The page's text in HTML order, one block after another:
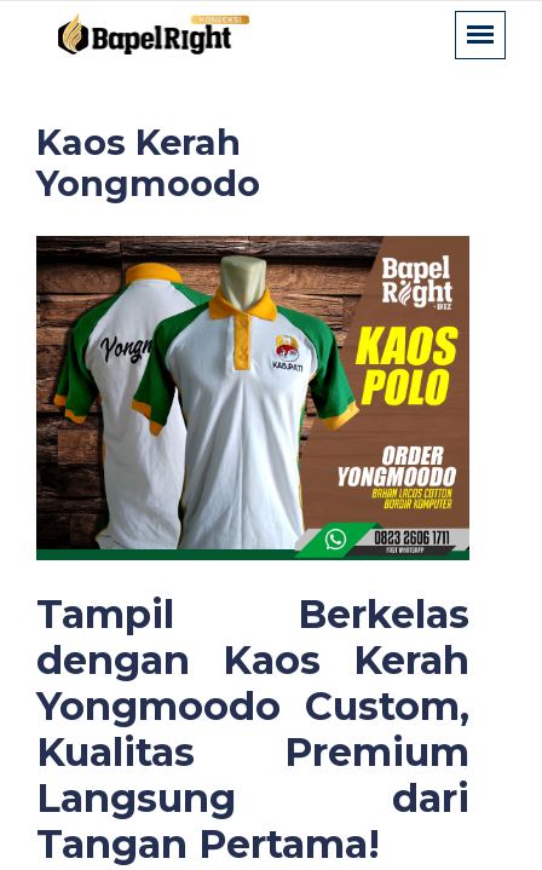
Kaos Kerah
Yongmoodo
Tampil Berkelas
dengan Kaos Kerah
Yongmoodo Custom,
Kualitas Premium
Langsung dari
Tangan Pertama!